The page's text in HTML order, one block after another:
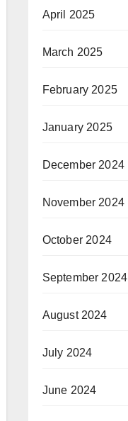
April 2025
March 2025
February 2025
January 2025
December 2024
November 2024
October 2024
September 2024
August 2024
July 2024
June 2024